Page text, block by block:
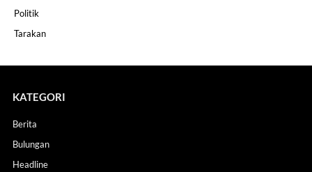
Politik
Tarakan
KATEGORI
Berita
Bulungan
Headline